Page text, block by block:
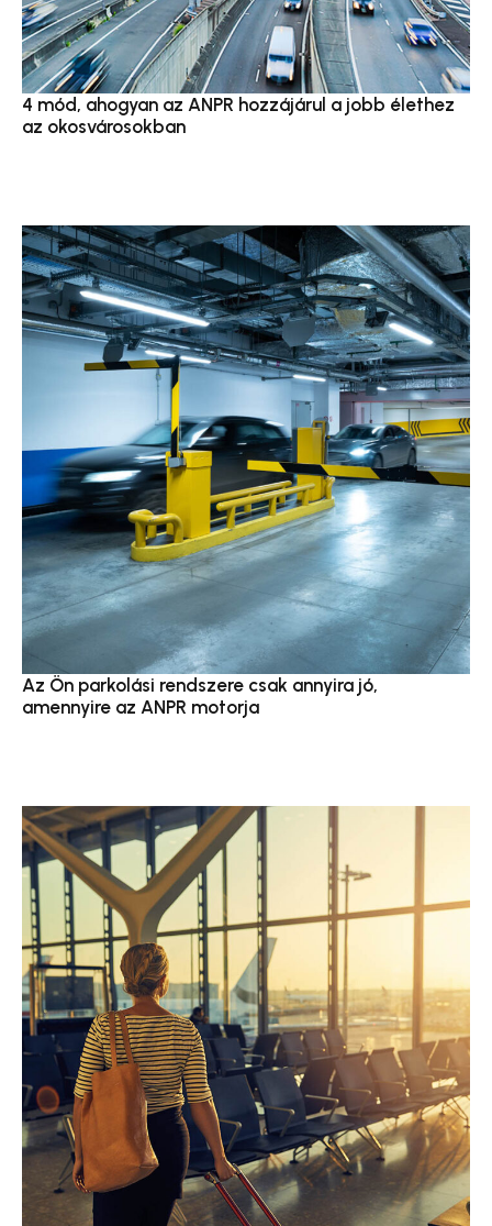
4 mód, ahogyan az ANPR hozzájárul a jobb élethez
az okosvárosokban
Az Ön parkolási rendszere csak annyira jó,
amennyire az ANPR motorja